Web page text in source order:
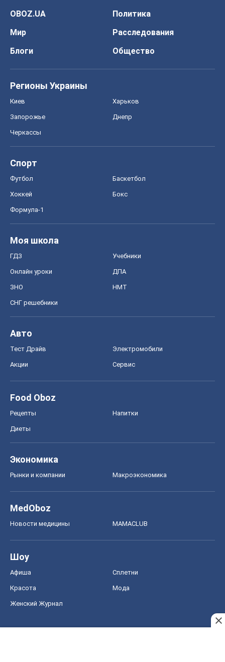
OBOZ.UA
Политика
Мир
Расследования
Блоги
Общество
Регионы Украины
Киев Харьков
Запорожье Днепр
Черкассы
Спорт
Футбол Баскетбол
Хоккей Бокс
Формула-1
Моя школа
ГДЗ Учебники
Онлайн уроки ДПА
ЗНО НМТ
СНГ решебники
Авто
Тест Драйв Электромобили
Акции Сервис
Food Oboz
Рецепты Напитки
Диеты
Экономика
Рынки и компании Mакроэкономика
MedOboz
Новости медицины MAMACLUB
Шоу
Афиша Сплетни
Красота Мода
Женский Журнал